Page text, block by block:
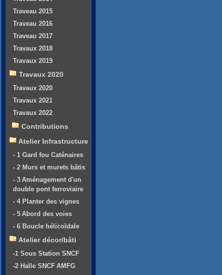
Traveau 2015
Traveau 2016
Traveau 2017
Travaux 2018
Travaux 2019
Travaux 2020
Travaux 2020
Travaux 2021
Travaux 2022
Contributions
Atelier Infrastructure
- 1 Gard fou Caténaires
- 2 Murs et murets bâtis
- 3 Aménagement d'un
double pont ferroviaire
- 4 Planter des vignes
- 5 Abord des voies
- 6 Boucle hélicoïdale
Atelier décor/bâti
-1 Sous Station SNCF
-2 Halle SNCF AMFG